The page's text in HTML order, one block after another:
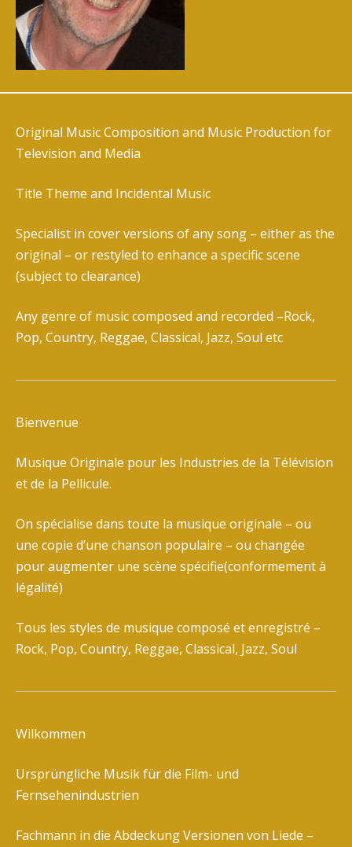
Original Music Composition and Music Production for
Television and Media
Title Theme and Incidental Music
Specialist in cover versions of any song – either as the
original – or restyled to enhance a specific scene
(subject to clearance)
Any genre of music composed and recorded –Rock,
Pop, Country, Reggae, Classical, Jazz, Soul etc
Bienvenue
Musique Originale pour les Industries de la Télévision
et de la Pellicule.
On spécialise dans toute la musique originale – ou
une copie d’une chanson populaire – ou changée
pour augmenter une scène spécifie(conformement à
légalité)
Tous les styles de musique composé et enregistré –
Rock, Pop, Country, Reggae, Classical, Jazz, Soul
Wilkommen
Ursprüngliche Musik für die Film- und
Fernsehenindustrien
Fachmann in die Abdeckung Versionen von Liede –